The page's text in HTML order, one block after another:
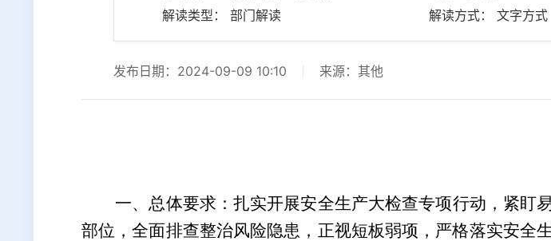
解读类型： 部门解读
解读方式： 文字方式
发布日期：2024-09-09 10:10 来源：其他
一、总体要求：扎实开展安全生产大检查专项行动，紧盯
部位，全面排查整治风险隐患，正视短板弱项，严格落实安